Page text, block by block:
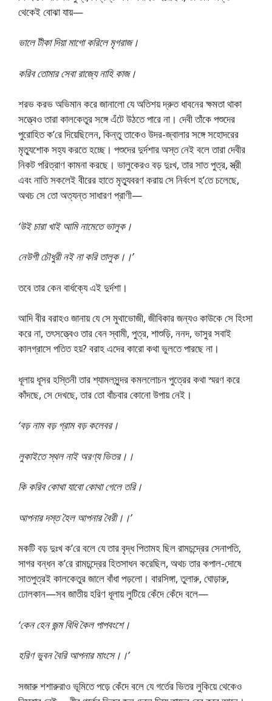
থেকেই বোঝা যায়—
ভালে টীকা দিয়া মাগো করিলে মৃগরাজ।
করিব তোমার সেবা রাজ্যে নাহি কাজ।
শরভ করভ অভিমান করে জানালো যে অতিশয় দ্রুত ধাবনের ক্ষমতা থাকা
সত্ত্বেও তারা কালকেতুর সঙ্গে এঁটে উঠতে পারে না। দেবী তাঁকে পশুদের
পুরোহিত ক’রে দিয়েছিলেন, কিন্তু তাকেও উদর-জ্বালার সঙ্গে সহোদরের
মৃত্যুশোক সহ্য করতে হচ্ছে। পশুদের দুর্দশার অস্ত নেই বলে তারা দেবীর
নিকট পরিত্রাণ কামনা করছে। ভালুকেরও বড় দুঃখ, তার সাত পুত্র, স্ত্রী
এবং নাতি সকলেই বীরের হাতে মৃত্যুবরণ করায় সে নির্বংশ হ’তে চলেছে,
অথচ সে তো অত্যন্ত সাধারণ প্রাণী—
‘উই চারা খাই আমি নামেতে ভালুক।
নেউগী চৌধুরী নই না করি তালুক।।’
তবে তার কেন বার্ধক্যে এই দুর্দশা।
আদি বীর বরাহও জানায় যে সে মুথাভোজী, জীবিকার জন্যও কাউকে সে হিংসা
করে না, তৎসত্ত্বেও তার বেন স্বামী, পুত্র, শাশুড়ি, ননদ, ভাসুর সবাই
কালগ্রাসে পতিত হয়? বরাহ এদের কারো কথা ভুলতে পারছে না।
ধূলায় ধূসর হস্তিনী তার শ্যামলসুন্দর কমললোচন পুত্রের কথা স্মরণ করে
কাঁদছে, সে দেখছে, তার তো বাঁচবার কোনো উপায় নেই।
‘বড় নাম বড় গ্রাম বড় কলেবর।
লুকাইতে স্থল নাই অরণ্য ভিতর।।
কি করিব কোথা যাবো কোথা গেলে তরি।
আপনার দস্ত হৈল আপনার বৈরী।।’
মকটি বড় দুঃখ ক’রে বলে যে তার বৃদ্ধ পিতামহ ছিল রামচন্দ্রের সেনাপতি,
সাগর বন্ধন ক’রে রামচন্দ্রের হিতসাধন করেছিল, অথচ তার কপাল-দোষে
সাতপুত্রই কালকেতুর জালে বাঁধা পড়লো। বারসিঙ্গা, তুলারু, ঘোড়ারু,
ঢোলকান—সব জাতীয় হরিণ ধূলায় লুটিয়ে কেঁদে কেঁদে বলে—
‘কেন হেন জন্ম বিধি কৈল পাপবংশে।
হরিণ ভুবন বৈরি আপনার মাংসে।।’
সজারু শশারুরাও ভূমিতে পড়ে কেঁদে বলে যে গর্তের ভিতর লুকিয়ে থেকেও